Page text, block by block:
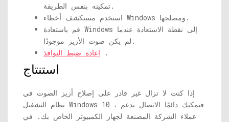
تمكينه بنفس الطريقة.
استخدم مستكشف أخطاء Windows ومصلحها.
قم باستعادة Windows إلى نقطة الاستعادة عندما
لم يكن صوت الأزيز موجودًا.
إعادة ضبط النوافذ .
استنتاج
إذا كنت لا تزال غير قادر على إصلاح أزيز الصوت في
نظام التشغيل Windows 10 ، فيمكنك دائمًا الاتصال بدعم
عملاء الشركة المصنعة لجهاز الكمبيوتر الخاص بك. في